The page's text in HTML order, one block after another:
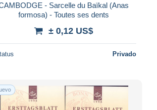
- Sarcelle du Baïkal (Anas
formosa) - Toutes ses dents
± 0,12 US$
Privado